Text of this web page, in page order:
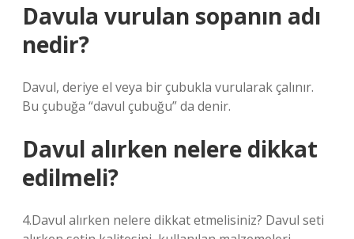
Davula vurulan sopanın adı
nedir?
Davul, deriye el veya bir çubukla vurularak çalınır.
Bu çubuğa “davul çubuğu” da denir.
Davul alırken nelere dikkat
edilmeli?
4.Davul alırken nelere dikkat etmelisiniz? Davul seti